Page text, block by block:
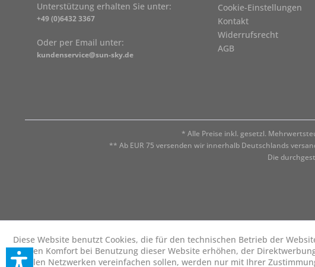
Unterstützung erhalten Sie unter:
+49 (0)6432 3367
Oder per Email unter:
kundenservice@sun-sky.de
Cookie-Einstellungen
Kontakt
Widerrufsrecht
AGB
* Alle Preise inkl. gesetzl.
** Ab EUR 75 versenden wir innerhalb Deutschlands
Die
Diese Website benutzt Cookies, die für den technischen Betrieb der
die den Komfort bei Benutzung dieser Website erhöhen, der
sozialen Netzwerken vereinfachen sollen, werden nur mit Ihrer